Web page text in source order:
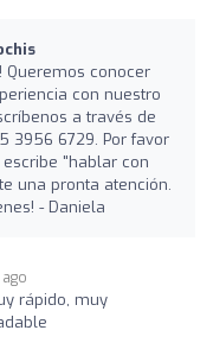
Queremos conocer
con nuestro
a través de
3956 6729. Por favor
"hablar con
una pronta atención.
- Daniela
rápido, muy